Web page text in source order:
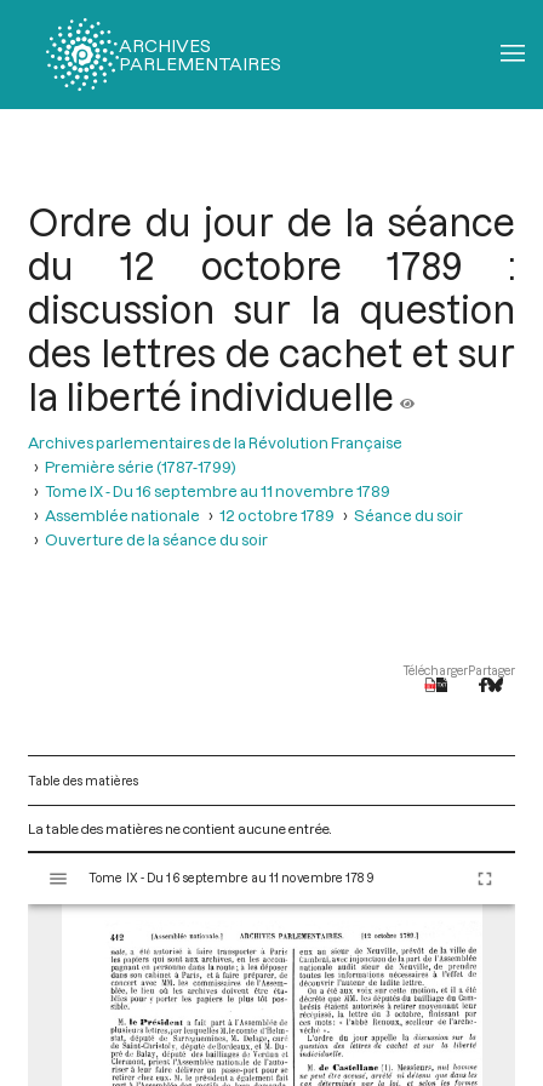
ARCHIVES
PARLEMENTAIRES
Ordre du jour de la séance
du 12 octobre 1789 :
discussion sur la question
des lettres de cachet et sur
la liberté individuelle
Archives parlementaires de la Révolution Française
Première série (1787-1799)
Tome IX - Du 16 septembre au 11 novembre 1789
Assemblée nationale
12 octobre 1789
Séance du soir
Ouverture de la séance du soir
TéléchargerPartager
Table des matières
La table des matières ne contient aucune entrée.
s
Tome IX - Du 16 septembre au 11 novembre 1789